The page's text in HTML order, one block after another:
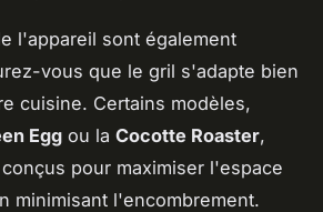
l'appareil sont également
vous que le gril s'adapte bien
cuisine. Certains modèles,
Egg ou la Cocotte Roaster,
pour maximiser l'espace
minimisant l'encombrement.